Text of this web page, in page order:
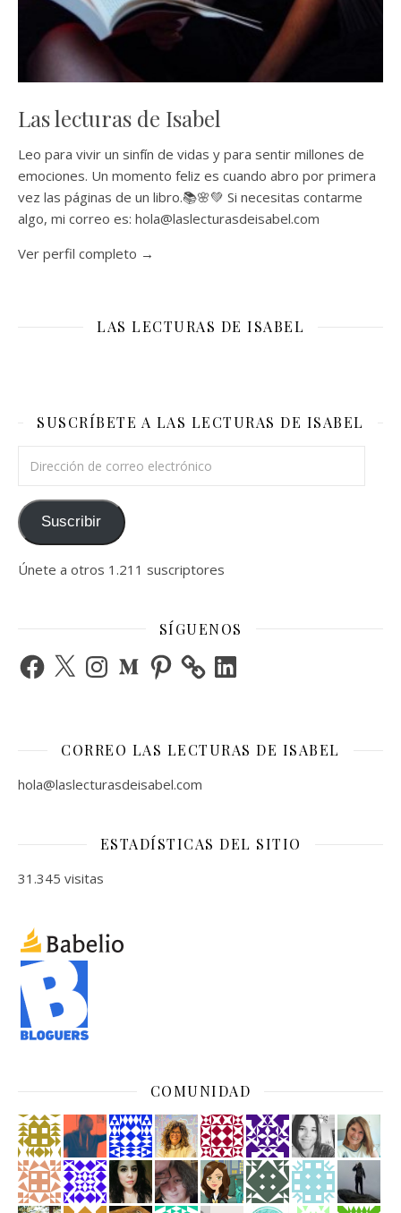
Las lecturas de Isabel
Leo para vivir un sinfín de vidas y para sentir millones de
emociones. Un momento feliz es cuando abro por primera
vez las páginas de un libro.📚🌸💚 Si necesitas contarme
algo, mi correo es: hola@laslecturasdeisabel.com
Ver perfil completo →
LAS LECTURAS DE ISABEL
SUSCRÍBETE A LAS LECTURAS DE ISABEL
Suscribir
Únete a otros 1.211 suscriptores
SÍGUENOS
Facebook
X InstagramMediumPinterest LinkedIn
CORREO LAS LECTURAS DE ISABEL
hola@laslecturasdeisabel.com
ESTADÍSTICAS DEL SITIO
31.345 visitas
COMUNIDAD